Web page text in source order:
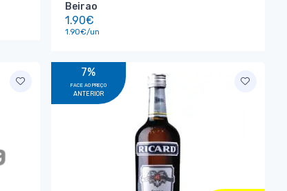
Beirao
1.90€
1.90€/un
7%
FACE AO PREÇO
ANTERIOR